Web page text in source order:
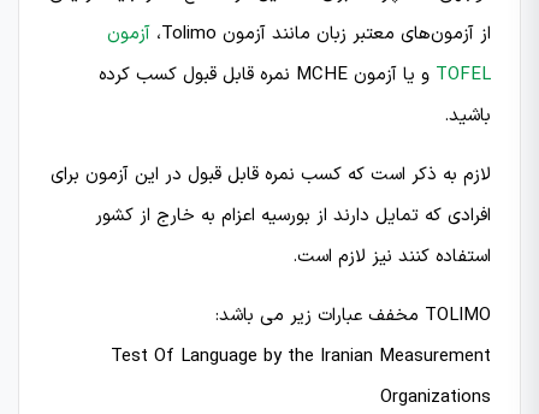
از آزمون‌های معتبر زبان مانند آزمون Tolimo،
آزمون
TOFEL
و یا آزمون MCHE نمره قابل قبول کسب کرده
باشید.
لازم به ذکر است که کسب نمره قابل قبول در این آزمون برای
افرادی که تمایل دارند از بورسیه اعزام به خارج از کشور
استفاده کنند نیز لازم است.
TOLIMO مخفف عبارات زیر می باشد:
Test Of Language by the Iranian Measurement
Organizations